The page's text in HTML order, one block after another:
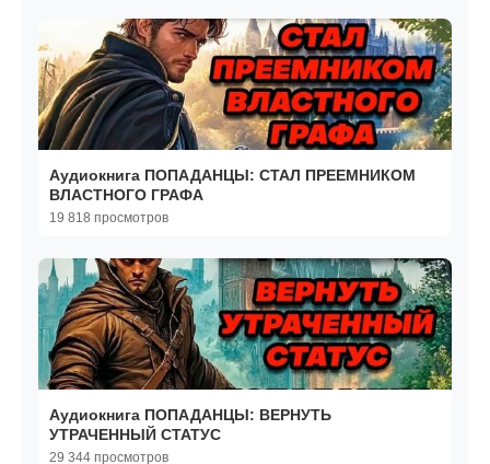
Аудиокнига ПОПАДАНЦЫ: СТАЛ ПРЕЕМНИКОМ
ВЛАСТНОГО ГРАФА
19 818 просмотров
Аудиокнига ПОПАДАНЦЫ: ВЕРНУТЬ
УТРАЧЕННЫЙ СТАТУС
29 344 просмотров